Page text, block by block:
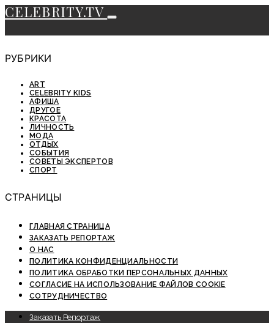
CELEBRITY.TV
РУБРИКИ
ART
CELEBRITY KIDS
АФИША
ДРУГОЕ
КРАСОТА
ЛИЧНОСТЬ
МОДА
ОТДЫХ
СОБЫТИЯ
СОВЕТЫ ЭКСПЕРТОВ
СПОРТ
СТРАНИЦЫ
ГЛАВНАЯ СТРАНИЦА
ЗАКАЗАТЬ РЕПОРТАЖ
О НАС
ПОЛИТИКА КОНФИДЕНЦИАЛЬНОСТИ
ПОЛИТИКА ОБРАБОТКИ ПЕРСОНАЛЬНЫХ ДАННЫХ
СОГЛАСИЕ НА ИСПОЛЬЗОВАНИЕ ФАЙЛОВ COOKIE
СОТРУДНИЧЕСТВО
Заказать Репортаж